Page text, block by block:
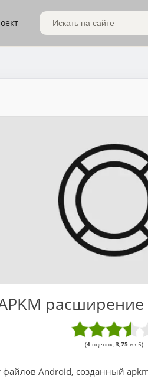
Поиск по сайту
(4 оценок, 3,75 из 5)
Android, созданный